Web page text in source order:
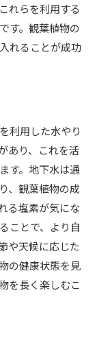
れらを利用する
す。観葉植物の
れることが成功
利用した水やり
あり、これを活
す。地下水は通
、観葉植物の成
る塩素が気にな
ことで、より自
や天候に応じた
の健康状態を見
を長く楽しむこ